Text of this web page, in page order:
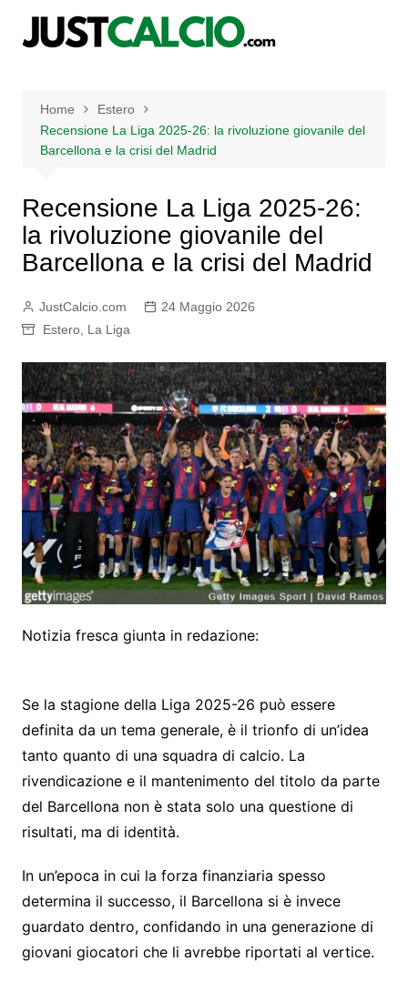
Home
Estero
Recensione La Liga 2025-26: la rivoluzione giovanile del
Barcellona e la crisi del Madrid
Recensione La Liga 2025-26:
la rivoluzione giovanile del
Barcellona e la crisi del Madrid
JustCalcio.com
24 Maggio 2026
Estero, La Liga
Notizia fresca giunta in redazione:
Se la stagione della Liga 2025-26 può essere
definita da un tema generale, è il trionfo di un’idea
tanto quanto di una squadra di calcio. La
rivendicazione e il mantenimento del titolo da parte
del Barcellona non è stata solo una questione di
risultati, ma di identità.
In un’epoca in cui la forza finanziaria spesso
determina il successo, il Barcellona si è invece
guardato dentro, confidando in una generazione di
giovani giocatori che li avrebbe riportati al vertice.